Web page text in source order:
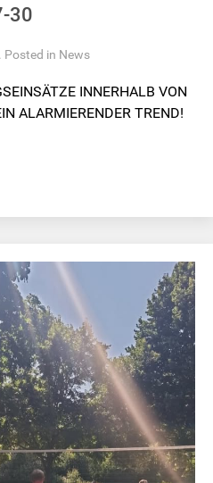
30
Posted in News
INNERHALB VON
ALARMIERENDER TREND!